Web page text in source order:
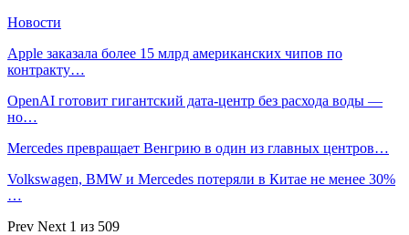
Новости
Apple заказала более 15 млрд американских чипов по
контракту…
OpenAI готовит гигантский дата-центр без расхода воды —
но…
Mercedes превращает Венгрию в один из главных центров…
Volkswagen, BMW и Mercedes потеряли в Китае не менее 30%
…
Prev Next 1 из 509